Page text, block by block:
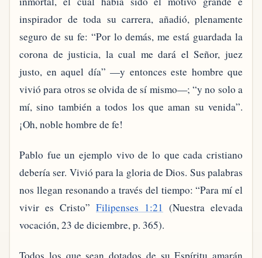
inspirador de toda su carrera, añadió, plenamente
seguro de su fe: “Por lo demás, me está guardada la
corona de justicia, la cual me dará el Señor, juez
justo, en aquel día” —y entonces este hombre que
vivió para otros se olvida de sí mismo—; “y no solo a
mí, sino también a todos los que aman su venida”.
¡Oh, noble hombre de fe!
Pablo fue un ejemplo vivo de lo que cada cristiano
debería ser. Vivió para la gloria de Dios. Sus palabras
nos llegan resonando a través del tiempo: “Para mí el
vivir es Cristo” Filipenses 1:21 (Nuestra elevada
vocación, 23 de diciembre, p. 365).
Todos los que sean dotados de su Espíritu amarán